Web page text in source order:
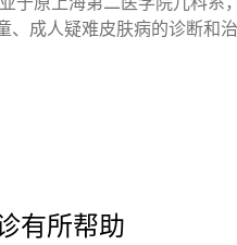
、成人疑难皮肤病的诊断和治
有所帮助